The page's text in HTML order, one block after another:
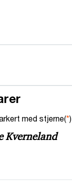
med stjerne(*)
Kverneland